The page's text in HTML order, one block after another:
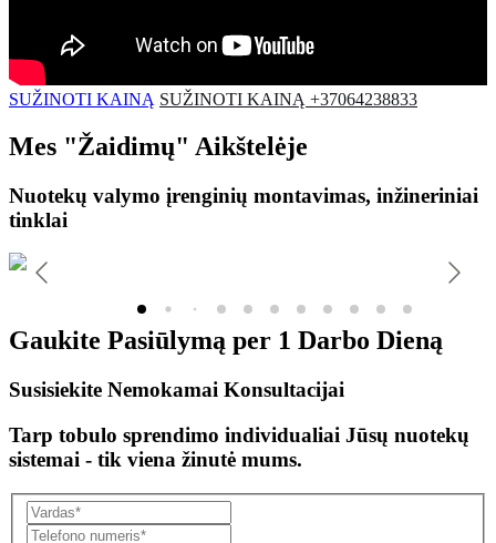
SUŽINOTI KAINĄ SUŽINOTI KAINĄ +37064238833
Mes "Žaidimų" Aikštelėje
Nuotekų valymo įrenginių montavimas, inžineriniai
tinklai
Gaukite Pasiūlymą per 1 Darbo Dieną
Susisiekite Nemokamai Konsultacijai
Tarp tobulo sprendimo individualiai Jūsų nuotekų
sistemai - tik viena žinutė mums.